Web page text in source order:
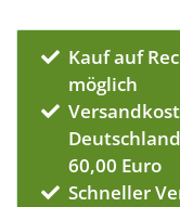
Kauf auf
möglich
60,00 Euro
Schneller